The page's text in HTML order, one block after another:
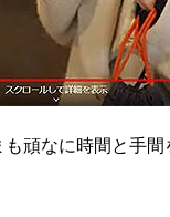
頑なに時間と手